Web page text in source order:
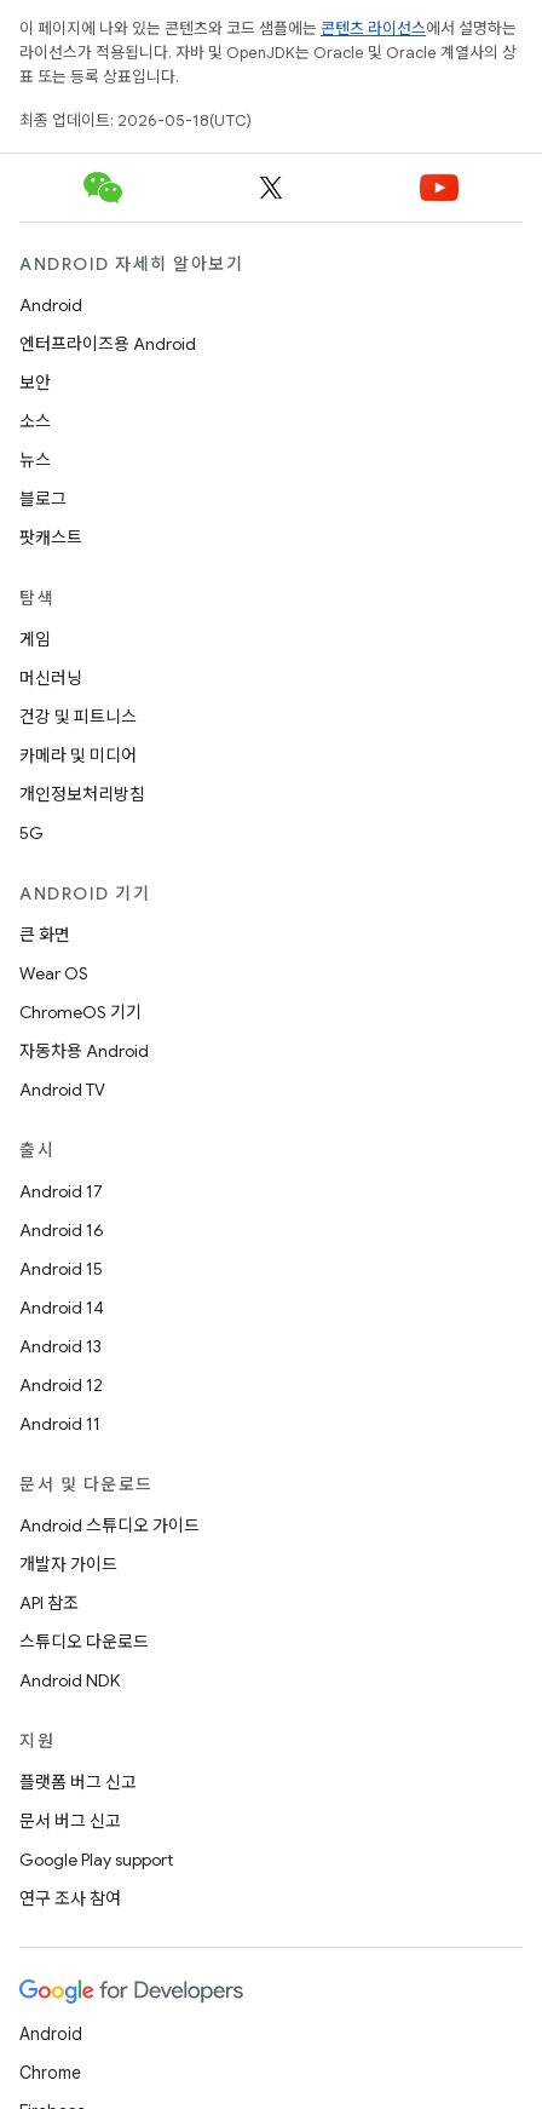
이 페이지에 나와 있는 콘텐츠와 코드 샘플에는 콘텐츠 라이선스에서 설명하는
라이선스가 적용됩니다. 자바 및 OpenJDK는 Oracle 및 Oracle 계열사의 상
표 또는 등록 상표입니다.
최종 업데이트: 2026-05-18(UTC)
ANDROID 자세히 알아보기
Android
엔터프라이즈용 Android
보안
소스
뉴스
블로그
팟캐스트
탐색
게임
머신러닝
건강 및 피트니스
카메라 및 미디어
개인정보처리방침
5G
ANDROID 기기
큰 화면
Wear OS
ChromeOS 기기
자동차용 Android
Android TV
출시
Android 17
Android 16
Android 15
Android 14
Android 13
Android 12
Android 11
문서 및 다운로드
Android 스튜디오 가이드
개발자 가이드
API 참조
스튜디오 다운로드
Android NDK
지원
플랫폼 버그 신고
문서 버그 신고
Google Play support
연구 조사 참여
Android
Chrome